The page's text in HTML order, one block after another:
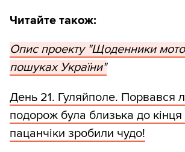
Читайте також:
Опис проекту "Щоденники
пошуках України"
День 21. Гуляйполе. Порвався
подорож була близька до кінця
пацанчіки зробили чудо!